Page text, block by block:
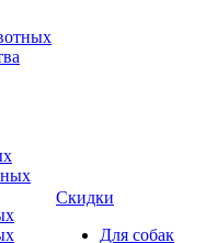
Скидки
Для собак